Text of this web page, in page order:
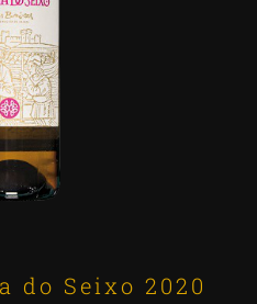
do Seixo 2020